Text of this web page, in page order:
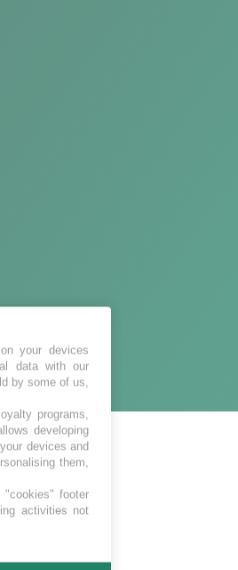
your devices
data with our
by some of us,
programs,
developing
devices and
them,
footer
activities not